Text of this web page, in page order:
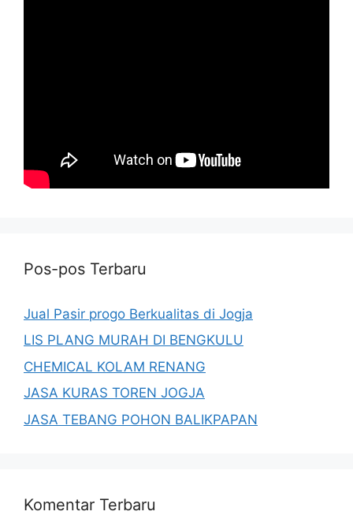
Pos-pos Terbaru
Jual Pasir progo Berkualitas di Jogja
LIS PLANG MURAH DI BENGKULU
CHEMICAL KOLAM RENANG
JASA KURAS TOREN JOGJA
JASA TEBANG POHON BALIKPAPAN
Komentar Terbaru